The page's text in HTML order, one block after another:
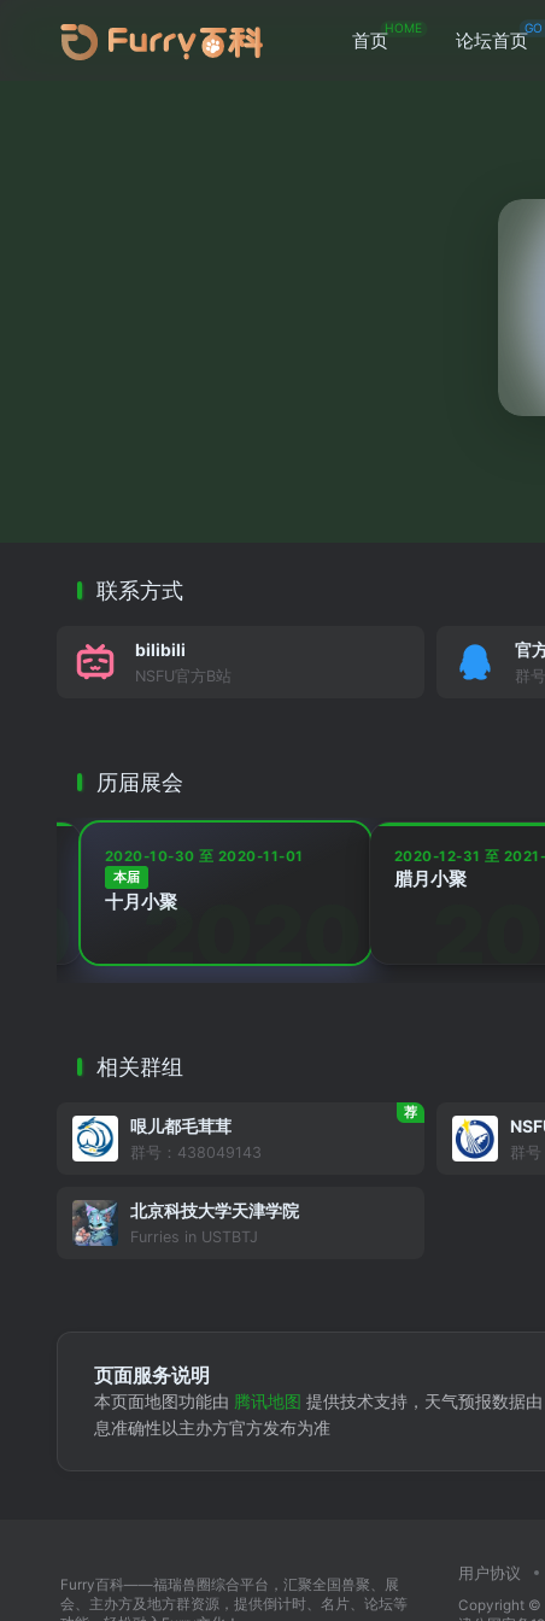
首页
HOME
论坛首页GO
联系方式
bilibili
NSFU官方B站
官
群
历届展会
2020-10-30 至 2020-11-01
本届
十月小聚
2020-12-31 至
腊月小聚
相关群组
荐
哏儿都毛茸茸
群号：438049143 群
北京科技大学天津学院
Furries in USTBTJ
页面服务说明
本页面地图功能由 腾讯地图 提供技术支持，天气预报数据由
息准确性以主办方官方发布为准
Furry百科——福瑞兽圈综合平台，汇聚全国兽聚、展
会、主办方及地方群资源，提供倒计时、名片、论坛等
用户协议
Copyright ©